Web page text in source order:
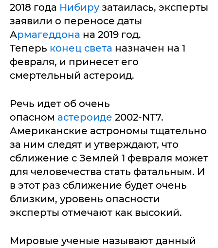
2018 года Нибирузатаилась, эксперты
заявили о переносе даты
Армагеддона на 2019 год.
Теперь конец света назначен на 1
февраля, и принесет его
смертельный астероид.
Речь идет об очень
опасном астероиде 2002-NT7.
Американские астрономы тщательно
за ним следят и утверждают, что
сближение с Землей 1 февраля может
для человечества стать фатальным. И
в этот раз сближение будет очень
близким, уровень опасности
эксперты отмечают как высокий.
Мировые ученые называют данный